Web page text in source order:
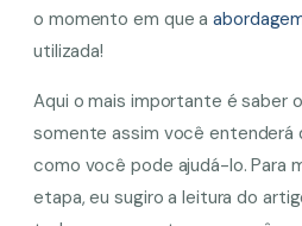
o momento em que a
utilizada!
Aqui o mais importante é saber
somente assim você entenderá
como você pode ajudá-lo. Para
etapa, eu sugiro a leitura do